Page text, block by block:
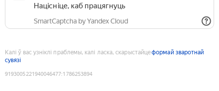
Націсніце, каб працягнуць
SmartCaptcha by Yandex Cloud
Калі ў вас узніклі праблемы, калі ласка, скарыстайцеформай зваротнай
сувязі
9193005221940046477:1786253894